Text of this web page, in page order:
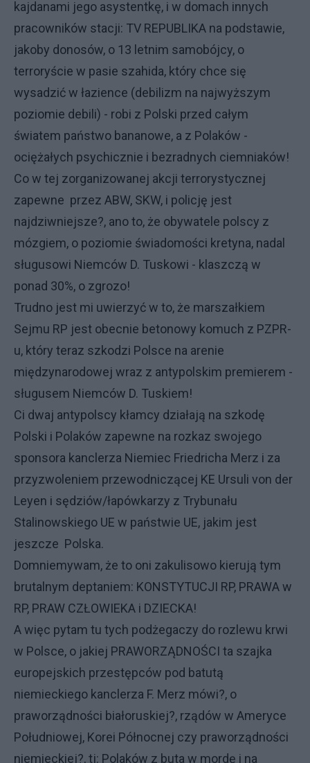
kajdanami jego asystentkę, i w domach innych
pracowników stacji: TV REPUBLIKA na podstawie,
jakoby donosów, o 13 letnim samobójcy, o
terroryście w pasie szahida, który chce się
wysadzić w łazience (debilizm na najwyższym
poziomie debili) - robi z Polski przed całym
światem państwo bananowe, a z Polaków -
ociężałych psychicznie i bezradnych ciemniaków!
Co w tej zorganizowanej akcji terrorystycznej
zapewne przez ABW, SKW, i policję jest
najdziwniejsze?, ano to, że obywatele polscy z
mózgiem, o poziomie świadomości kretyna, nadal
sługusowi Niemców D. Tuskowi - klaszczą w
ponad 30%, o zgrozo!
Trudno jest mi uwierzyć w to, że marszałkiem
Sejmu RP jest obecnie betonowy komuch z PZPR-
u, który teraz szkodzi Polsce na arenie
międzynarodowej wraz z antypolskim premierem -
sługusem Niemców D. Tuskiem!
Ci dwaj antypolscy kłamcy działają na szkodę
Polski i Polaków zapewne na rozkaz swojego
sponsora kanclerza Niemiec Friedricha Merz i za
przyzwoleniem przewodniczącej KE Ursuli von der
Leyen i sędziów/łapówkarzy z Trybunału
Stalinowskiego UE w państwie UE, jakim jest
jeszcze Polska.
Domniemywam, że to oni zakulisowo kierują tym
brutalnym deptaniem: KONSTYTUCJI RP, PRAWA w
RP, PRAW CZŁOWIEKA i DZIECKA!
A więc pytam tu tych podżegaczy do rozlewu krwi
w Polsce, o jakiej PRAWORZĄDNOŚCI ta szajka
europejskich przestępców pod batutą
niemieckiego kanclerza F. Merz mówi?, o
praworządności białoruskiej?, rządów w Ameryce
Południowej, Korei Północnej czy praworządności
niemieckiej?, tj: Polaków z buta w mordę i na